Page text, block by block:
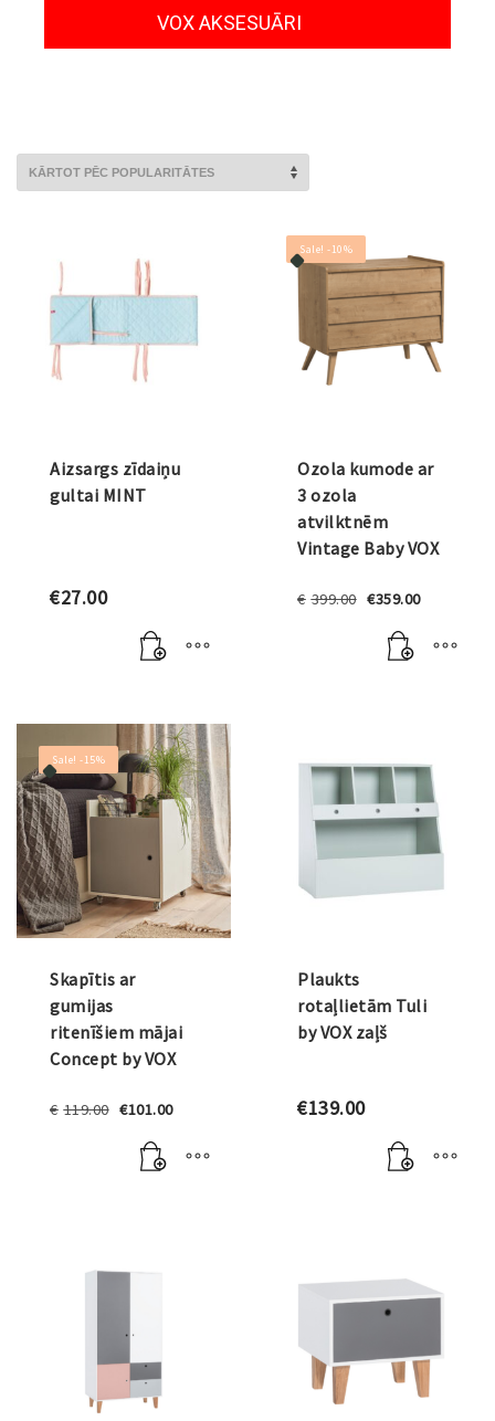
MĒBEĻU VEIDI
VOX MĀJAI
Aizsargs zīdaiņu
gultai MINT
€27.00
Sale! -10%
Ozola kumode ar
3 ozola
atvilktnēm
Vintage Baby VOX
€ 399.00 Original
was:
€399.00.
€359.00Current
is:
€359.00.
Sale! -15%
Skapītis ar
gumijas
ritenīšiem mājai
Concept by VOX
€ 119.00 Original
was:
€119.00.
€101.00Current
is:
€101.00.
Plaukts
rotaļlietām Tuli
by VOX zaļš
€139.00